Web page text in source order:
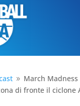
9 March Madness
di fronte il ciclone